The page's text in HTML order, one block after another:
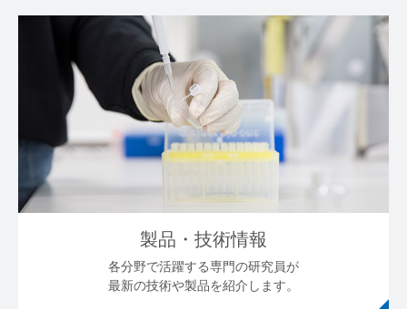
製品・技術情報
各分野で活躍する専門の研究員が
最新の技術や製品を紹介します。